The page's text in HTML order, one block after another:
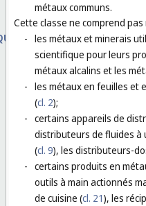
métaux communs.
Cette classe ne comprend
- les métaux et minerais
scientifique pour leurs
métaux alcalins et les
- les métaux en feuilles et
(cl. 2);
- certains appareils de
distributeurs de fluides à
(cl. 9), les distributeurs-
- certains produits en
outils à main actionnés
de cuisine (cl. 21), les